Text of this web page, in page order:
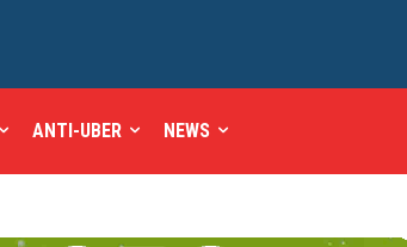
ANTI-UBER NEWS